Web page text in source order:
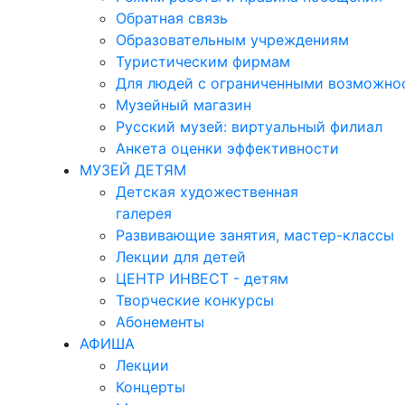
Обратная связь
Образовательным учреждениям
Туристическим фирмам
Для людей с ограниченными
Музейный магазин
Русский музей: виртуальный филиал
Анкета оценки эффективности
МУЗЕЙ ДЕТЯМ
Детская художественная
галерея
Развивающие занятия, мастер-классы
Лекции для детей
ЦЕНТР ИНВЕСТ - детям
Творческие конкурсы
Абонементы
АФИША
Лекции
Концерты